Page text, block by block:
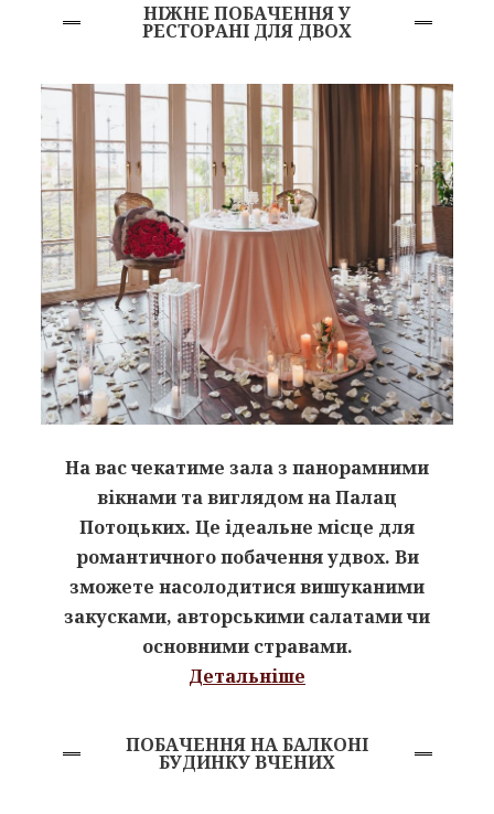
НІЖНЕ ПОБАЧЕННЯ У
РЕСТОРАНІ ДЛЯ ДВОХ
На вас чекатиме зала з панорамними
вікнами та виглядом на Палац
Потоцьких. Це ідеальне місце для
романтичного побачення удвох. Ви
зможете насолодитися вишуканими
закусками, авторськими салатами чи
основними стравами.
Детальніше
ПОБАЧЕННЯ НА БАЛКОНІ
БУДИНКУ ВЧЕНИХ